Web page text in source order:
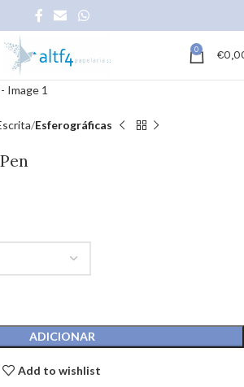
0 €
Esferográficas
ADICIONAR
Add to wishlist